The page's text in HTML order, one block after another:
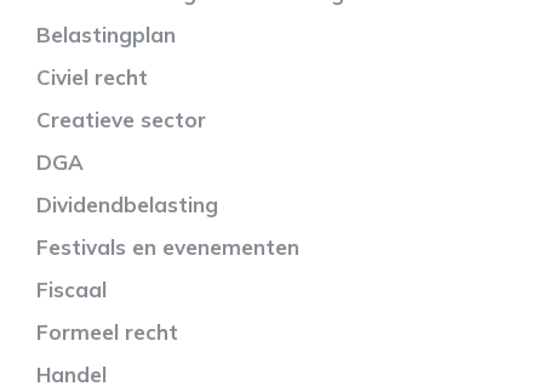
Belastingplan
Civiel recht
Creatieve sector
DGA
Dividendbelasting
Festivals en evenementen
Fiscaal
Formeel recht
Handel